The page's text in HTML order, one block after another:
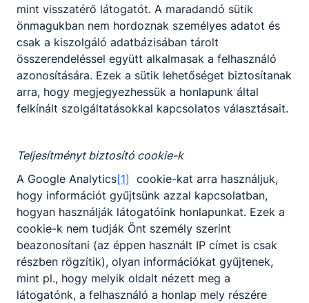
Minőségirányítási Rendszer (MIR)
Indikátorok
Technikum 9-13. évfolyam közismereti tárgyak
helyi tanterve.pdf
Letöltés
A tanulók elégedettségét mérő kérdőív 2025.pdf
Duális képzőhelyek kérdőíve 2025.pdf
Letöltés
Oktatói kérdőív az intézményvezetői
önértékeléshez 2025.pdf
Letöltés
mint visszatérő látogatót. A maradandó sütik
önmagukban nem hordoznak személyes adatot és
csak a kiszolgáló adatbázisában tárolt
összerendeléssel együtt alkalmasak a felhasználó
azonosítására. Ezek a sütik lehetőséget biztosítanak
arra, hogy megjegyezhessük a honlapunk által
felkínált szolgáltatásokkal kapcsolatos választásait.
Teljesítményt biztosító cookie-k
A Google Analytics[1] cookie-kat arra használjuk,
hogy információt gyűjtsünk azzal kapcsolatban,
hogyan használják látogatóink honlapunkat. Ezek a
cookie-k nem tudják Önt személy szerint
beazonosítani (az éppen használt IP címet is csak
részben rögzítik), olyan információkat gyűjtenek,
mint pl., hogy melyik oldalt nézett meg a
látogatónk, a felhasználó a honlap mely részére